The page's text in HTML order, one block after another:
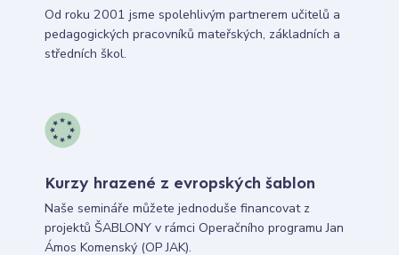
Od roku 2001 jsme spolehlivým partnerem učitelů a
pedagogických pracovníků mateřských, základních a
středních škol.
Kurzy hrazené z evropských šablon
Naše semináře můžete jednoduše financovat z
projektů ŠABLONY v rámci Operačního programu Jan
Ámos Komenský (OP JAK).